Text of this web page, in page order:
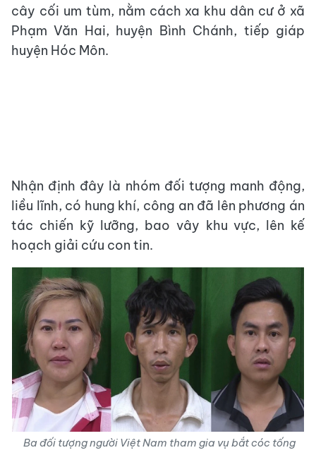
cây cối um tùm, nằm cách xa khu dân cư ở xã
Phạm Văn Hai, huyện Bình Chánh, tiếp giáp
huyện Hóc Môn.
Nhận định đây là nhóm đối tượng manh động,
liều lĩnh, có hung khí, công an đã lên phương án
tác chiến kỹ lưỡng, bao vây khu vực, lên kế
hoạch giải cứu con tin.
Ba đối tượng người Việt Nam tham gia vụ bắt cóc tống